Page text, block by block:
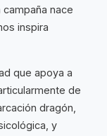
nace
inspira
que apoya a
de
dragón,
y